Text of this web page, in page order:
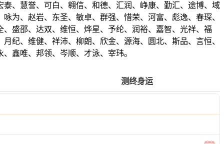
、慧誉、可白、翱信、和德、汇润、峥康、勤汇、途博、域
为、赵岩、东圣、敏卓、群强、惜荣、河富、彪逸、春琛、
盛邵、达双、维恒、烨星、予纶、润裕、嘉智、光祥、福
纪、维健、祥沛、柳朗、欣金、源海、圆北、斯品、言恒、
鑫唯、邦领、岑顺、才泳、宰玮。
测终身运